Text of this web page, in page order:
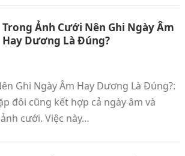
Trong Ảnh Cưới Nên Ghi Ngày Âm
Hay Dương Là Đúng?
Ghi Ngày Âm Hay Dương Là Đúng?:
đôi cũng kết hợp cả ngày âm và
cưới. Việc này…